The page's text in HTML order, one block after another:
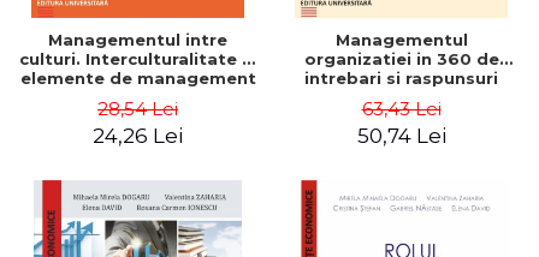
Managementul intre
culturi. Interculturalitate si
elemente de management
Dumitrascu
28,54 Lei
24,26 Lei
Managementul
organizatiei in 360 de
intrebari si raspunsuri
63,43 Lei
50,74 Lei